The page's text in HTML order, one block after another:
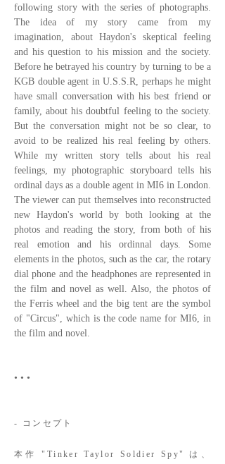
following story with the series of photographs.
The idea of my story came from my
imagination, about Haydon's skeptical feeling
and his question to his mission and the society.
Before he betrayed his country by turning to be a
KGB double agent in U.S.S.R, perhaps he might
have small conversation with his best friend or
family, about his doubtful feeling to the society.
But the conversation might not be so clear, to
avoid to be realized his real feeling by others.
While my written story tells about his real
feelings, my photographic storyboard tells his
ordinal days as a double agent in MI6 in London.
The viewer can put themselves into reconstructed
new Haydon's world by both looking at the
photos and reading the story, from both of his
real emotion and his ordinnal days. Some
elements in the photos, such as the car, the rotary
dial phone and the headphones are represented in
the film and novel as well. Also, the photos of
the Ferris wheel and the big tent are the symbol
of "Circus", which is the code name for MI6, in
the film and novel.
• • •
- コンセプト
本作 "Tinker Taylor Soldier Spy" は、